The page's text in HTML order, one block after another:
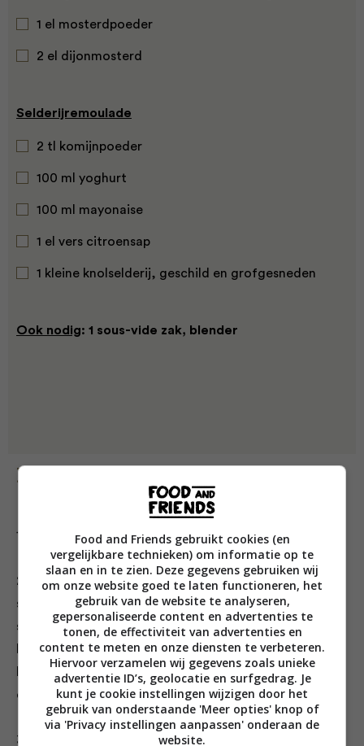
1 el mosterdpoeder
2 el dijonmosterd
Selderijremoulade
2 tl komijnpoeder
100 ml yoghurt
100 ml mayonaise
1 el vers citroensap
1 kleine knolselderij, geschild en grofgesneden
Ook nodig: 1 sous-vide zak, blender
Bereiding
1. Verwarm het waterbad voor op 54 °C.
2. Snijd het vel van de eendenborstfilets met een
scherp mes kruislings meermaals ondiep in. Hierdoor
smelt het vet straks beter weg en krijg je een
knapperige korst. Kruid de filets met zout en peper en
leg ze in een sous-vide zak. Leg op de vleeskant van
elke filet een takje tijm en trek de zak vacuüm.
3. Gaar de eendenborstfilets 1 uur en 30 minuten in het
Food and Friends gebruikt cookies (en
vergelijkbare technieken) om informatie op te
slaan en in te zien. Deze gegevens gebruiken wij
om onze website goed te laten functioneren, het
gebruik van de website te analyseren,
gepersonaliseerde content en advertenties te
tonen, de effectiviteit van advertenties en
content te meten en onze diensten te verbeteren.
Hiervoor verzamelen wij gegevens zoals unieke
advertentie ID’s, geolocatie en surfgedrag. Je
kunt je cookie instellingen wijzigen door het
gebruik van onderstaande 'Meer opties' knop of
via 'Privacy instellingen aanpassen' onderaan de
website.